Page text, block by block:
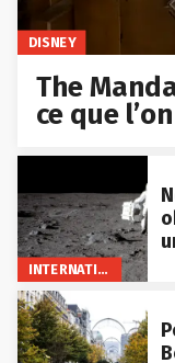
DISNEY
The
ce que
INTERNATIONAL